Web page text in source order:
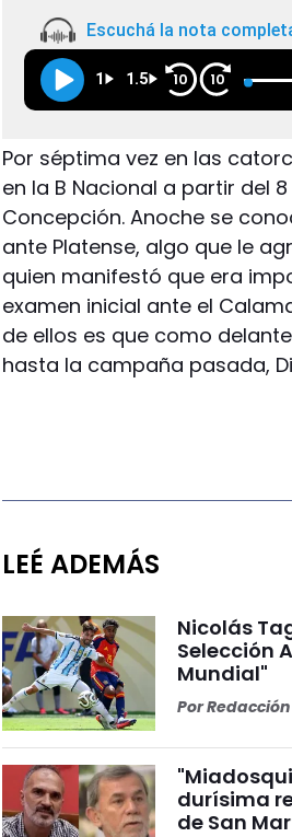
Escuchá la nota
1 1.5 10 10
Por séptima vez en las
en la B Nacional a partir del
Concepción. Anoche se
ante Platense, algo que le
quien manifestó que era
examen inicial ante el
de ellos es que como
hasta la campaña pasada,
LEÉ ADEMÁS
Nicolás
Selección
Mundial"
Por
durísima
de San